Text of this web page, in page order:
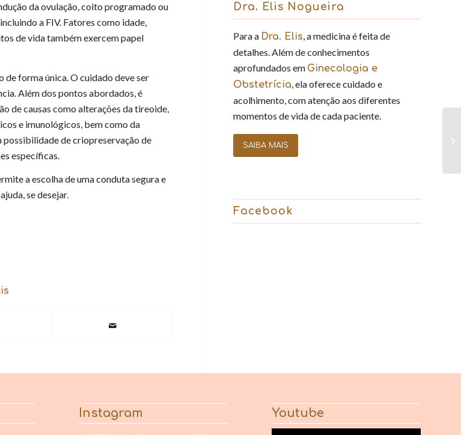
da ovulação, coito programado ou
a FIV. Fatores como idade,
de vida também exercem papel
de forma única. O cuidado deve ser
Além dos pontos abordados, é
de causas como alterações da tireoide,
e imunológicos, bem como da
possibilidade de criopreservação de
específicas.
a escolha de uma conduta segura e
se desejar.
Dra. Elis Nogueira
Para a Dra. Elis, a medicina é feita de
detalhes. Além de conhecimentos
aprofundados em Ginecologia e
Obstetrícia, ela oferece cuidado e
acolhimento, com atenção aos diferentes
momentos de vida de cada paciente.
SAIBA MAIS
Facebook
Instagram Youtube